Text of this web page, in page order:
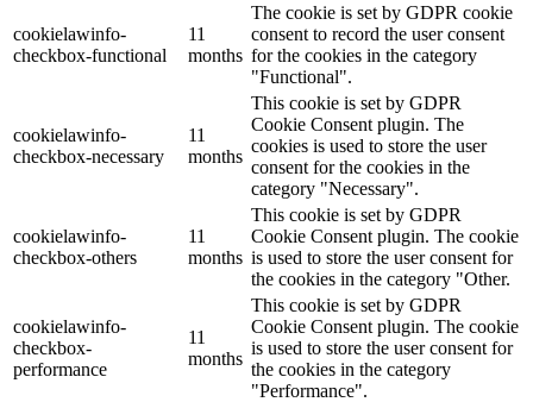
cookielawinfo-
checkbox-functional
11
months
The cookie is set by GDPR cookie
consent to record the user consent
for the cookies in the category
"Functional".
cookielawinfo-
checkbox-necessary
11
months
This cookie is set by GDPR
Cookie Consent plugin. The
cookies is used to store the user
consent for the cookies in the
category "Necessary".
cookielawinfo-
checkbox-others
11
months
This cookie is set by GDPR
Cookie Consent plugin. The cookie
is used to store the user consent for
the cookies in the category "Other.
cookielawinfo-
checkbox-
performance
11
months
This cookie is set by GDPR
Cookie Consent plugin. The cookie
is used to store the user consent for
the cookies in the category
"Performance".